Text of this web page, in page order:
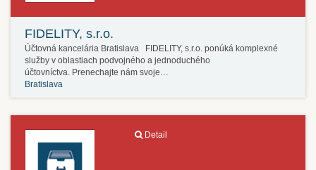
FIDELITY, s.r.o.
Účtovná kancelária Bratislava FIDELITY, s.r.o. ponúká komplexné
služby v oblastiach podvojného a jednoduchého
účtovníctva. Prenechajte nám svoje…
Bratislava
Detail